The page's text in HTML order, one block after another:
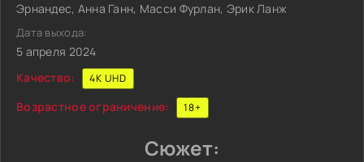
Эрнандес, Анна Ганн, Масси Фурлан, Эрик Ланж
Дата выхода:
5 апреля 2024
Качество:
4K UHD
Возрастное ограничение: 18+
Сюжет: